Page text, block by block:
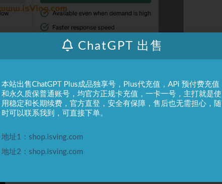
ChatGPT 出售
本站出售ChatGPT Plus成品独享号，Plus代充值，APi 预付费充值
和永久质保普通账号，均官方正规卡充值，一卡一号，主打就是使
用稳定和长期续费，官方直登，安全有保障，售后也无需担心，随
时可以联系我到，可直接下单。
地址1：shop.isving.com
地址2：shop.isving.com